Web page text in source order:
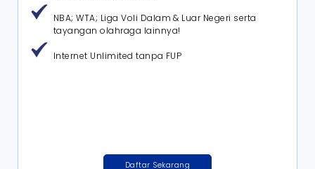
NBA; WTA; Liga Voli Dalam & Luar Negeri serta
tayangan olahraga lainnya!
Internet Unlimited tanpa FUP
Daftar Sekarang